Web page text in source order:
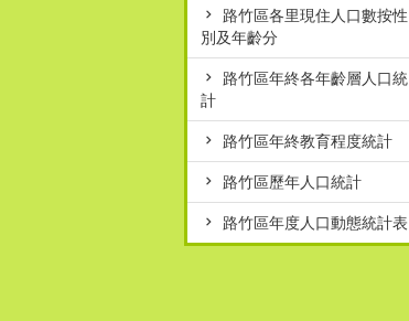
路竹區各里現住人口數按性
別及年齡分
路竹區年終各年齡層人口統
計
路竹區年終教育程度統計
路竹區歷年人口統計
路竹區年度人口動態統計表